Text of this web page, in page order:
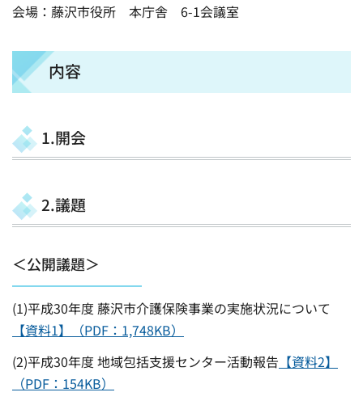
会場：藤沢市役所 本庁舎 6-1会議室
内容
1.開会
2.議題
＜公開議題＞
(1)平成30年度 藤沢市介護保険事業の実施状況について
【資料1】（PDF：1,748KB）
(2)平成30年度 地域包括支援センター活動報告 【資料2】
（PDF：154KB）